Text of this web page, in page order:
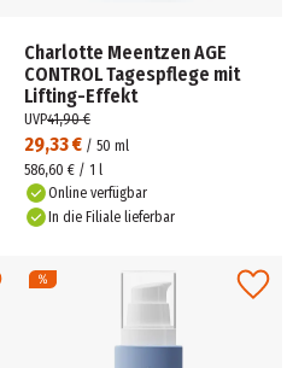
Charlotte Meentzen AGE
CONTROL Tagespflege mit
Lifting-Effekt
29,33 € / 50 ml
UVP41,90 €
586,60 € / 1 l
Online verfügbar
In die Filiale lieferbar